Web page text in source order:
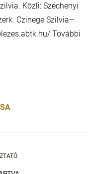
Közli: Széchenyi
Czinege Szilvia–
További